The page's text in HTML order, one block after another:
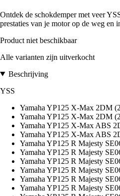
Ontdek de schokdemper met veer
prestaties van je motor op de weg en
Product niet beschikbaar
Alle varianten zijn uitverkocht
Beschrijving
YSS
Yamaha YP125 X-Max 2DM
Yamaha YP125 X-Max 2DM
Yamaha YP125 X-Max ABS
Yamaha YP125 X-Max ABS
Yamaha YP125 R Majesty
Yamaha YP125 R Majesty
Yamaha YP125 R Majesty
Yamaha YP125 R Majesty
Yamaha YP125 R Majesty
Yamaha YP125 R Majesty